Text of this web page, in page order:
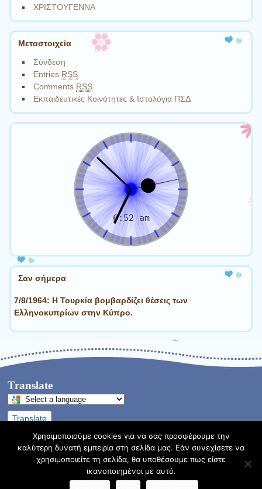
ΧΡΙΣΤΟΥΓΕΝΝΑ
Μεταστοιχεία
Σύνδεση
Entries RSS
Comments RSS
Εκπαιδευτικές Κοινότητες & Ιστολόγια ΠΣΔ
Σαν σήμερα
7/8/1964: Η Τουρκία βομβαρδίζει θέσεις των
Ελληνοκυπρίων στην Κύπρο.
Translate
Select
a
language
translate
Translate
Φιλοξενείται στο https://blogs.sch.gr| Θέμα:Cute Frames
Χρησιμοποιούμε cookies για να σας προσφέρουμε την
καλύτερη δυνατή εμπειρία στη σελίδα μας. Εάν συνεχίσετε να
χρησιμοποιείτε τη σελίδα, θα υποθέσουμε πως είστε
ικανοποιημένοι με αυτό.